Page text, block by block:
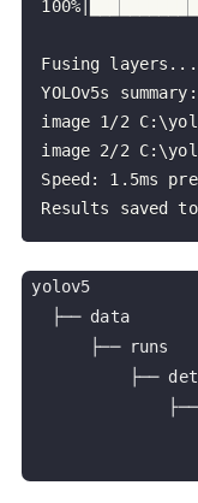
Results saved
yolov5
  ├── data
      ├── runs
├──